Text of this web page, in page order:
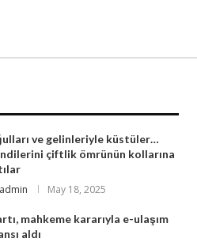
ve gelinleriyle küstüler…
çiftlik ömrünün kollarına
admin May 18, 2025
mahkeme kararıyla e-ulaşım
aldı